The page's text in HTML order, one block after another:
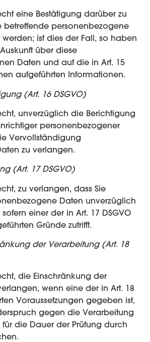
eine Bestätigung darüber zu
betreffende personenbezogene
ist dies der Fall, so haben
über diese
Daten und auf die in Art. 15
aufgeführten Informationen.
(Art. 16 DSGVO)
unverzüglich die Berichtigung
personenbezogener
Vervollständigung
zu verlangen.
(Art. 17 DSGVO)
zu verlangen, dass Sie
Daten unverzüglich
einer der in Art. 17 DSGVO
Gründe zutrifft.
der Verarbeitung (Art. 18
die Einschränkung der
wenn eine der in Art. 18
Voraussetzungen gegeben ist,
gegen die Verarbeitung
die Dauer der Prüfung durch